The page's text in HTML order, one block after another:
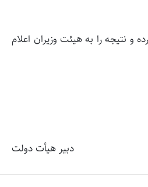
و نتیجه را به هیئت وزیران اعلام
دبير هيأت دولت